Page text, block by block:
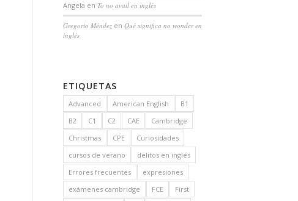
Angela en To no avail en inglés
Gregorio Méndezen Qué significa no wonder en
inglés
ETIQUETAS
Advanced American English
B1
B2
C1 C2 CAE
Cambridge
Christmas
CPE
Curiosidades
cursos de verano
delitos en inglés
Errores frecuentes
expresiones
exámenes cambridge
FCE
First